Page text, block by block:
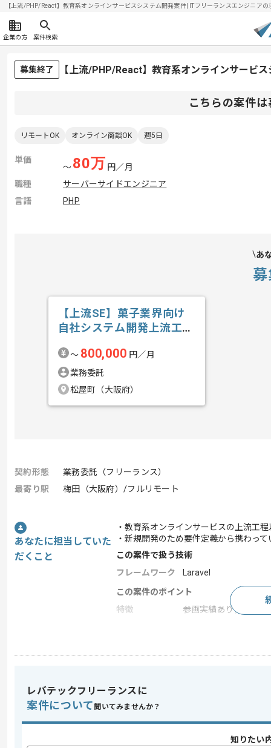
【上流/PHP/React】教育系オンラインサービスシステム開発案件| ITフリーランスエンジニア
企業の方 案件検索
募集終了 【上流/PHP/React】教育系オンラインサービ
こちらの案件
リモートOK オンライン商談OK 週5日
単価
〜80万 円／月
職種
サーバーサイドエンジニア
言語
PHP
あ
【上流SE】菓子業界向け
自社システム開発上流工程
〜 800,000 円／月
業務委託
松屋町（大阪府）
契約形態
業務委託（フリーランス）
最寄り駅
梅田（大阪府）/フルリモート
あなたに担当していた
だくこと
・教育系オンラインサービスの上流工
・新規開発のため要件定義から携わっ
この案件で扱う技術
フレームワーク
Laravel
この案件のポイント
特徴
参画実績あり , 長期プ
求めるスキル
歓迎スキル
レバテックフリーランスに
案件について 聞いてみませんか？
知りたい